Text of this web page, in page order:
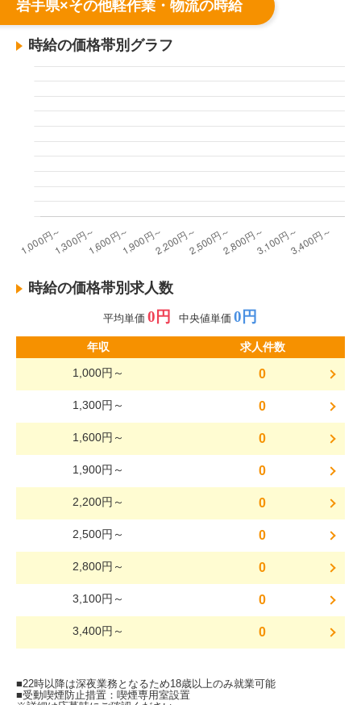
岩手県×その他軽作業・物流の時給
時給の価格帯別グラフ
時給の価格帯別求人数
平均単価 0円 中央値単価 0円
年収
求人件数
1,000円～
0
1,300円～ 0
1,600円～ 0
1,900円～ 0
2,200円～ 0
2,500円～ 0
2,800円～ 0
3,100円～ 0
3,400円～ 0